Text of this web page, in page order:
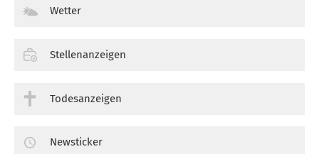
Wetter
Stellenanzeigen
Todesanzeigen
Newsticker